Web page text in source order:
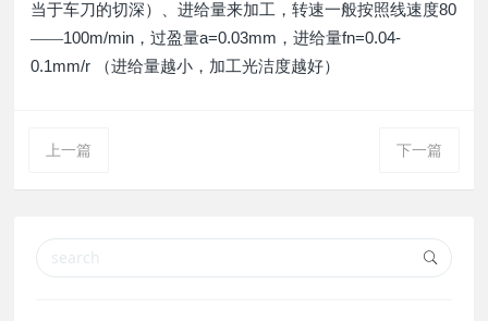
当于车刀的切深）、进给量来加工，转速一般按照线速度80
——100m/min ，过盈量a=0.03mm ，进给量fn=0.04-
0.1mm/r
（进给量越小，加工光洁度越好）
上一篇 下一篇